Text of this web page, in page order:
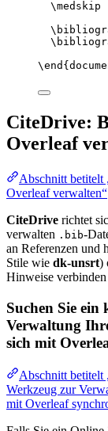
\medskip
\end {
CiteDrive:
Overleaf
Abschnitt
Overleaf verwalten“
CiteDrive richtet
verwalten .bib-
an Referenzen und
Stile wie dk-unsrt)
Hinweise
Suchen Sie
Verwaltung
sich mit
Abschnitt betitelt
Werkzeug zur
mit Overleaf